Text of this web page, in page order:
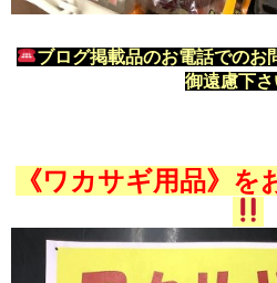
ブログ掲載品のお電話でのお
御遠慮下さ
《ワカサギ用品》を